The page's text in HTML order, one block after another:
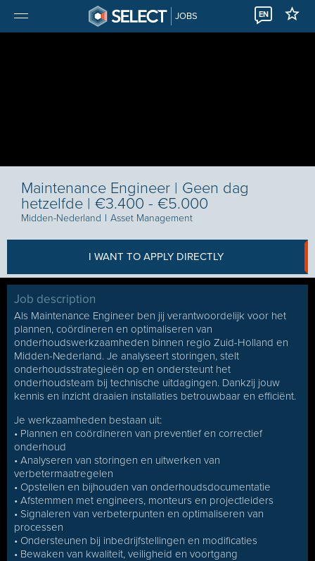
JOBS EN
Maintenance Engineer | Geen dag
hetzelfde | €3.400 - €5.000
Midden-Nederland I Asset Management
I WANT TO APPLY DIRECTLY
Job description
Als Maintenance Engineer ben jij verantwoordelijk voor het
plannen, coördineren en optimaliseren van
onderhoudswerkzaamheden binnen regio Zuid-Holland en
Midden-Nederland. Je analyseert storingen, stelt
onderhoudsstrategieën op en ondersteunt het
onderhoudsteam bij technische uitdagingen. Dankzij jouw
kennis en inzicht draaien installaties betrouwbaar en efficiënt.
Je werkzaamheden bestaan uit:
• Plannen en coördineren van preventief en correctief
onderhoud
• Analyseren van storingen en uitwerken van
verbetermaatregelen
• Opstellen en bijhouden van onderhoudsdocumentatie
• Afstemmen met engineers, monteurs en projectleiders
• Signaleren van verbeterpunten en optimaliseren van
processen
• Ondersteunen bij inbedrijfstellingen en modificaties
• Bewaken van kwaliteit, veiligheid en voortgang